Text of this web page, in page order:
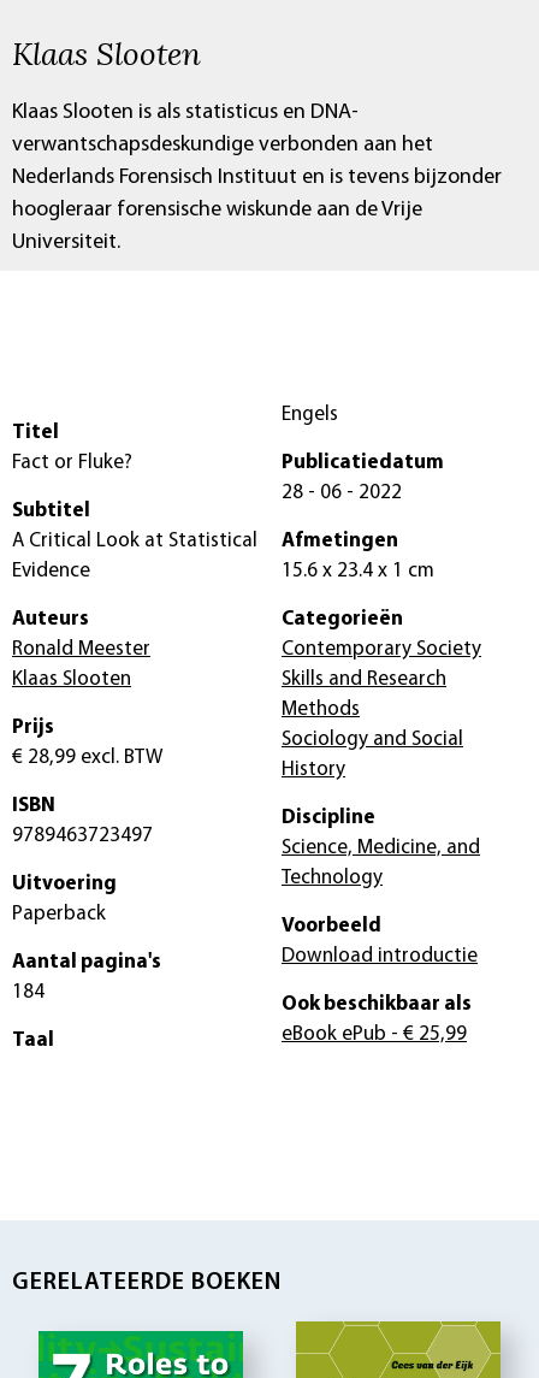
Klaas Slooten
Klaas Slooten is als statisticus en DNA-
verwantschapsdeskundige verbonden aan het
Nederlands Forensisch Instituut en is tevens bijzonder
hoogleraar forensische wiskunde aan de Vrije
Universiteit.
Titel
Fact or Fluke?
Subtitel
A Critical Look at Statistical
Evidence
Auteurs
Ronald Meester
Klaas Slooten
Prijs
€ 28,99 excl. BTW
ISBN
9789463723497
Uitvoering
Paperback
Aantal pagina's
184
Taal
Engels
Publicatiedatum
28 - 06 - 2022
Afmetingen
15.6 x 23.4 x 1 cm
Categorieën
Contemporary Society
Skills and Research
Methods
Sociology and Social
History
Discipline
Science, Medicine, and
Technology
Voorbeeld
Download introductie
Ook beschikbaar als
eBook ePub - € 25,99
GERELATEERDE BOEKEN